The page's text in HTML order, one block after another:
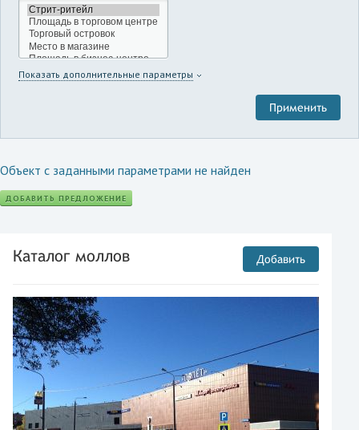
Показать дополнительные параметры
Объект с заданными параметрами не найден
ДОБАВИТЬ ПРЕДЛОЖЕНИЕ
Каталог моллов Добавить